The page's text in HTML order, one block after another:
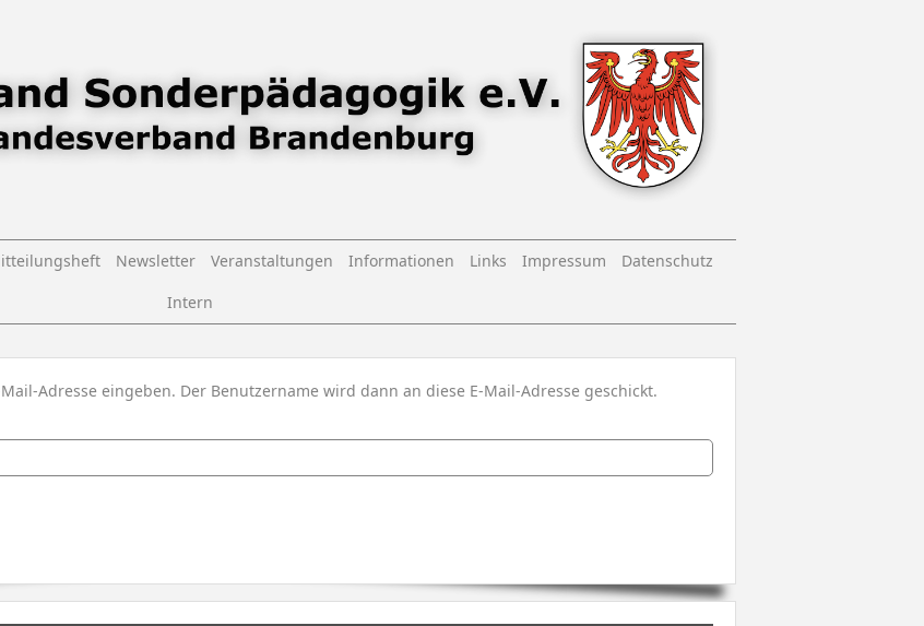
Newsletter Veranstaltungen Informationen Links Impressum
Datenschutz
Intern
Adresse eingeben. Der Benutzername wird dann an diese E-Mail-Adresse geschickt.